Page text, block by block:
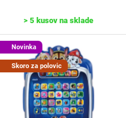
> 5 kusov na sklade
Novinka
Skoro za polovic